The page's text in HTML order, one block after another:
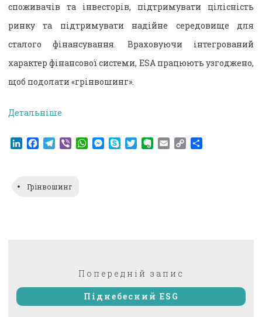
споживачів та інвесторів, підтримувати цілісність
ринку та підтримувати надійне середовище для
сталого фінансування. Враховуючи інтегрований
характер фінансової системи, ESA працюють узгоджено,
щоб подолати «грінвошинг».
Детальніше
LinkedIn
Facebook
Telegram
ViberWhatsApp
Messenger
SkypeTwitterEvernote
EmailCopy
Грінвошинг
Попередній запис
Піднебесний ESG